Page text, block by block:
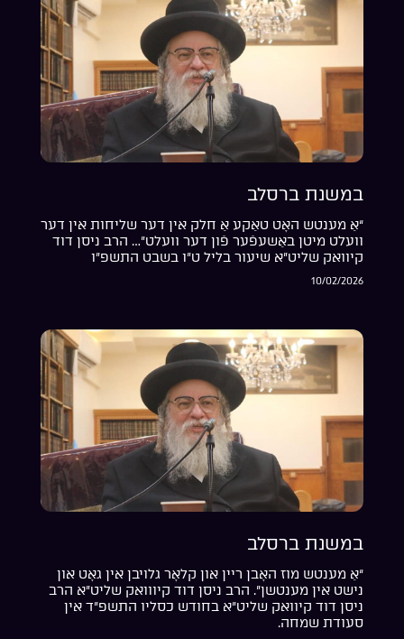
במשנת ברסלב
“אַ מענטש האָט טאַקע אַ חלק אין דער שליחות אין דער
וועלט מיטן באַשעפֿער פֿון דער וועלט”… הרב ניסן דוד
קיוואק שליט”א שיעור בליל ט”ו בשבט התשפ”ו
10/02/2026
במשנת ברסלב
“אַ מענטש מוז האָבן ריין און קלאָר גלויבן אין גאָט און
נישט אין מענטשן”. הרב ניסן דוד קיווואק שליט”א הרב
ניסן דוד קיוואק שליט”א בחודש כסליו התשפ”ד אין
סעודת שמחה.